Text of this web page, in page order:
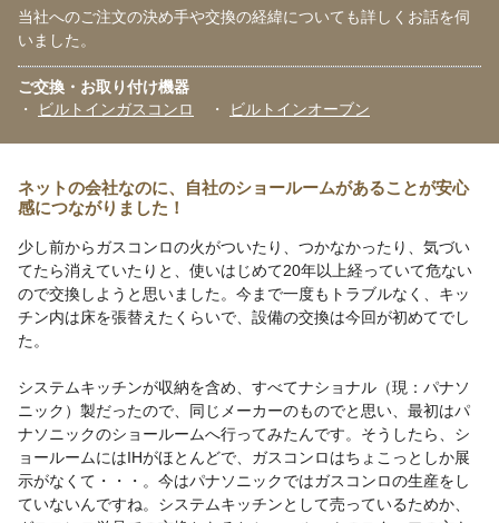
当社へのご注文の決め手や交換の経緯についても詳しくお話を伺
いました。
ご交換・お取り付け機器
・
ビルトインガスコンロ ・ ビルトインオーブン
ネットの会社なのに、自社のショールームがあることが安心
感につながりました！
少し前からガスコンロの火がついたり、つかなかったり、気づい
てたら消えていたりと、使いはじめて20年以上経っていて危ない
ので交換しようと思いました。今まで一度もトラブルなく、キッ
チン内は床を張替えたくらいで、設備の交換は今回が初めてでし
た。
システムキッチンが収納を含め、すべてナショナル（現：パナソ
ニック）製だったので、同じメーカーのものでと思い、最初はパ
ナソニックのショールームへ行ってみたんです。そうしたら、シ
ョールームにはIHがほとんどで、ガスコンロはちょこっとしか展
示がなくて・・・。今はパナソニックではガスコンロの生産をし
ていないんですね。システムキッチンとして売っているためか、